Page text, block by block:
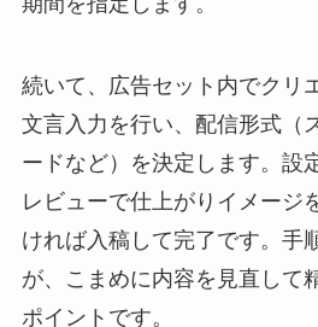
続いて、広告セット内でクリ
文言入力を行い、配信形式（
ードなど）を決定します。設
レビューで仕上がりイメージ
ければ入稿して完了です。手
が、こまめに内容を見直して
ポイントです。